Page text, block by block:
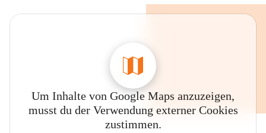
Um Inhalte von Google Maps anzuzeigen,
musst du der Verwendung externer Cookies
zustimmen.